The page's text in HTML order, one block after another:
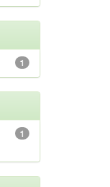
1
1